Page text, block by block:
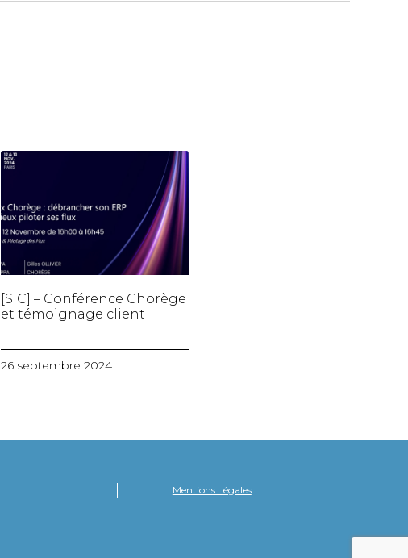
[SIC] – Conférence Chorège
et témoignage client
26 septembre 2024
Mentions Légales